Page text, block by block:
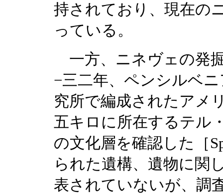
持されており、現在の
っている。
一方、ニネヴェの発
−三二年、ペンシルベ
究所で編成されたアメ
五キロに所在するテル
の文化層を確認した［
られた遺構、遺物に関
表されていないが、調